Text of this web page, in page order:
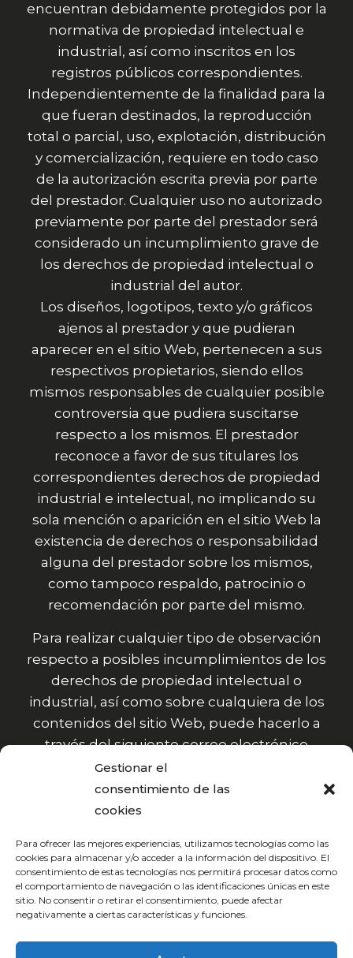
Gestionar el
consentimiento de las
cookies
Para ofrecer las mejores experiencias, utilizamos tecnologías como las
cookies para almacenar y/o acceder a la información del dispositivo. El
consentimiento de estas tecnologías nos permitirá procesar datos como
el comportamiento de navegación o las identificaciones únicas en este
sitio. No consentir o retirar el consentimiento, puede afectar
negativamente a ciertas características y funciones.
encuentran debidamente protegidos por la
normativa de propiedad intelectual e
industrial, así como inscritos en los
registros públicos correspondientes.
Independientemente de la finalidad para la
que fueran destinados, la reproducción
total o parcial, uso, explotación, distribución
y comercialización, requiere en todo caso
de la autorización escrita previa por parte
del prestador. Cualquier uso no autorizado
previamente por parte del prestador será
considerado un incumplimiento grave de
los derechos de propiedad intelectual o
industrial del autor.
Los diseños, logotipos, texto y/o gráficos
ajenos al prestador y que pudieran
aparecer en el sitio Web, pertenecen a sus
respectivos propietarios, siendo ellos
mismos responsables de cualquier posible
controversia que pudiera suscitarse
respecto a los mismos. El prestador
reconoce a favor de sus titulares los
correspondientes derechos de propiedad
industrial e intelectual, no implicando su
sola mención o aparición en el sitio Web la
existencia de derechos o responsabilidad
alguna del prestador sobre los mismos,
como tampoco respaldo, patrocinio o
recomendación por parte del mismo.
Para realizar cualquier tipo de observación
respecto a posibles incumplimientos de los
derechos de propiedad intelectual o
industrial, así como sobre cualquiera de los
contenidos del sitio Web, puede hacerlo a
través del siguiente correo electrónico
info@funxionaltraining.com